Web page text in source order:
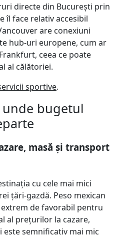
directe din București prin
îl face relativ accesibil
are conexiuni
hub-uri europene, cum ar
ceea ce poate
al călătoriei.
sportive.
bugetul
masă și transport
cu cele mai mici
țări-gazdă. Peso mexican
de favorabil pentru
al prețurilor la cazare,
semnificativ mai mic